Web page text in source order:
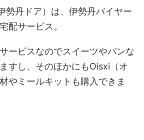
勢丹ドア）は、伊勢丹バイヤー
配サービス。
ービスなのでスイーツやパンな
すし、そのほかにもOisxi（オ
やミールキットも購入できま